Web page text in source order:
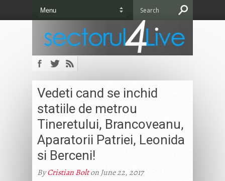
Vedeti cand se inchid
statiile de metrou
Tineretului, Brancoveanu,
Aparatorii Patriei, Leonida
si Berceni!
ByCristian Bolton June 22, 2017